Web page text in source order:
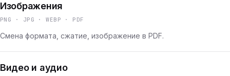
Изображения
PNG · JPG · WEBP · PDF
Смена формата, сжатие, изображение в PDF.
Видео и аудио